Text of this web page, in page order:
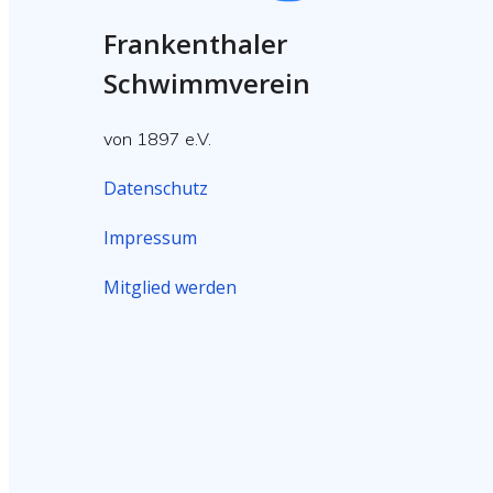
Frankenthaler
Schwimmverein
von 1897 e.V.
Datenschutz
Impressum
Mitglied werden